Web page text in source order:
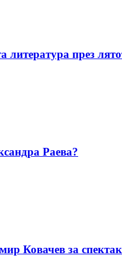
литература през
Раева?
Ковачев за